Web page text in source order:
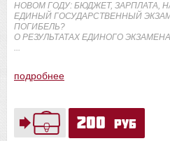
200 руб
НОВОМ ГОДУ: БЮДЖЕТ, ЗАРПЛАТА,
ЕДИНЫЙ ГОСУДАРСТВЕННЫЙ
ПОГИБЕЛЬ?
О РЕЗУЛЬТАТАХ ЕДИНОГО ЭКЗАМЕНА
подробнее